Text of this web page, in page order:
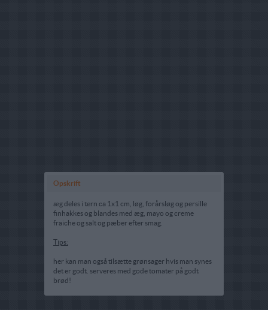
Opskrift
æg deles i tern ca 1x1 cm, løg, forårsløg og persille
finhakkes og blandes med æg, mayo og creme
fraiche og salt og pæber efter smag.
Tips:
her kan man også tilsætte grønsager hvis man synes
det er godt. serveres med gode tomater på godt
brød!